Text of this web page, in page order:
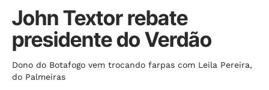
John Textor rebate
presidente do Verdão
Dono do Botafogo vem trocando farpas com Leila Pereira,
do Palmeiras